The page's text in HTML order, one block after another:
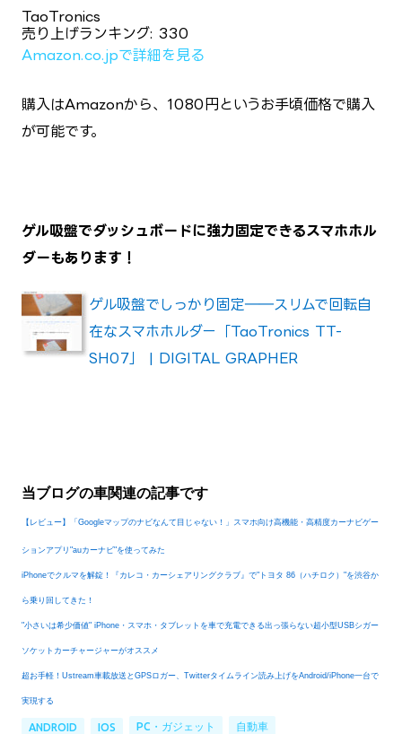
TaoTronics
売り上げランキング: 330
Amazon.co.jpで詳細を見る
購入はAmazonから、1080円というお手頃価格で購入
が可能です。
ゲル吸盤でダッシュボードに強力固定できるスマホホル
ダーもあります！
ゲル吸盤でしっかり固定――スリムで回転自
在なスマホホルダー「TaoTronics TT-
SH07」 | DIGITAL GRAPHER
当ブログの車関連の記事です
【レビュー】「Googleマップのナビなんて目じゃない！」スマホ向け高機能・高精度カーナビゲー
ションアプリ"auカーナビ"を使ってみた
iPhoneでクルマを解錠！『カレコ・カーシェアリングクラブ』で"トヨタ 86（ハチロク）"を渋谷か
ら乗り回してきた！
"小さいは希少価値" iPhone・スマホ・タブレットを車で充電できる出っ張らない超小型USBシガー
ソケットカーチャージャーがオススメ
超お手軽！Ustream車載放送とGPSロガー、Twitterタイムライン読み上げをAndroid/iPhone一台で
実現する
ANDROID IOS PC・ガジェット 自動車